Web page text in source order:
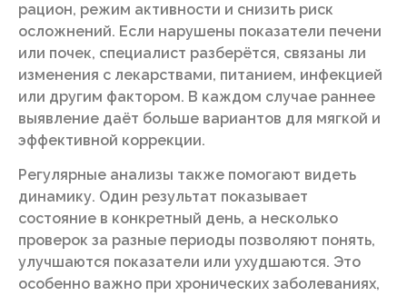
рацион, режим активности и снизить риск
осложнений. Если нарушены показатели печени
или почек, специалист разберётся, связаны ли
изменения с лекарствами, питанием, инфекцией
или другим фактором. В каждом случае раннее
выявление даёт больше вариантов для мягкой и
эффективной коррекции.
Регулярные анализы также помогают видеть
динамику. Один результат показывает
состояние в конкретный день, а несколько
проверок за разные периоды позволяют понять,
улучшаются показатели или ухудшаются. Это
особенно важно при хронических заболеваниях,